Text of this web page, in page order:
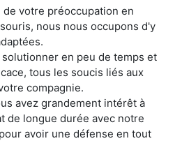
votre préoccupation en
nous nous occupons d'y
en peu de temps et
tous les soucis liés aux
compagnie.
avez grandement intérêt à
de longue durée avec notre
avoir une défense en tout